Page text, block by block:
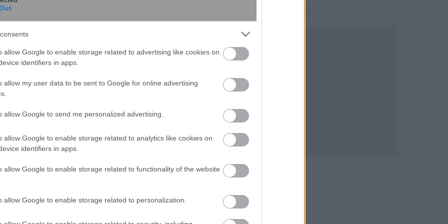
allow Google to enable storage related to advertising like cookies on
identifiers in apps.
allow my user data to be sent to Google for online advertising
allow Google to send me personalized advertising.
allow Google to enable storage related to analytics like cookies on
identifiers in apps.
allow Google to enable storage related to functionality of the website
allow Google to enable storage related to personalization.
Ιανουάριο του ...
ΕΟΚΕ: Τα μελλοντικά προγράμματα
αποφεύγουν την αυστηρή λιτότητα
στο μέλλον προτείνει η Ευρωπαϊκή Οικονομική
Αναλυτικά τα ποσά
Ο Υπουργός Εσωτερικών, Πάνος Σκουρλέτης,